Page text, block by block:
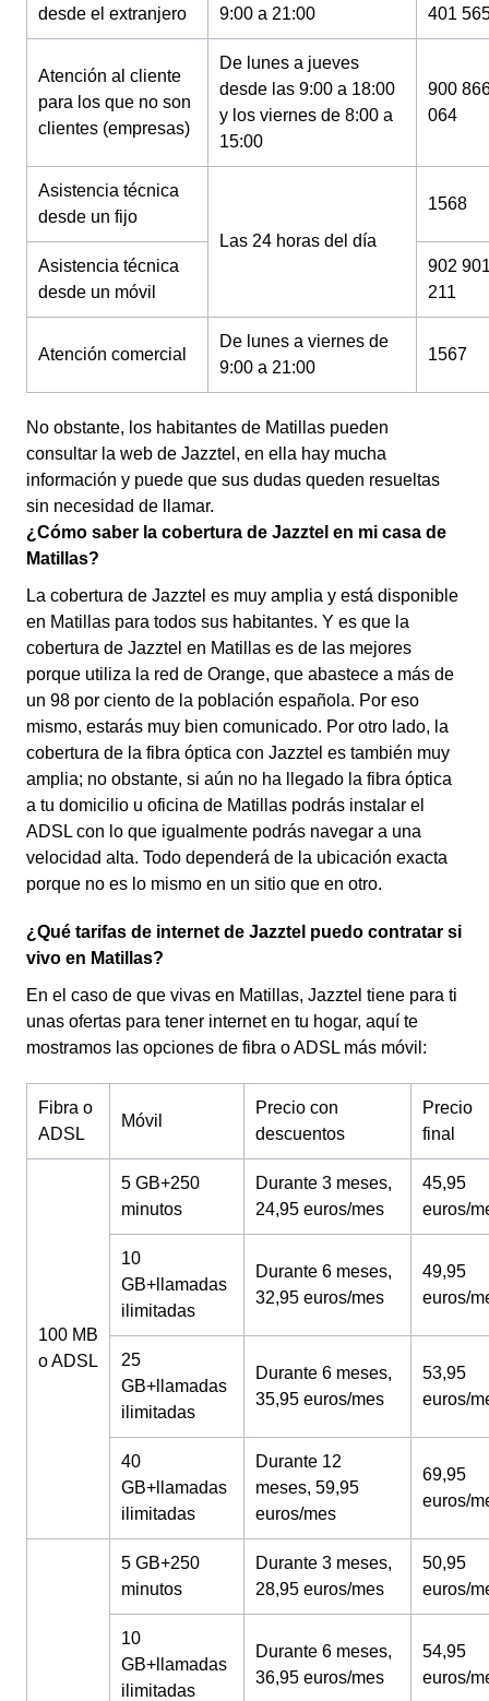
desde el extranjero 9:00 a 21:00 401
Atención al cliente
para los que no son
clientes (empresas)
De lunes a jueves
desde las 9:00 a 18:00
y los viernes de 8:00 a
15:00
900
064
Asistencia técnica
desde un fijo
Las 24 horas del día
1568
Asistencia técnica
desde un móvil
902
211
Atención comercial
De lunes a viernes de
9:00 a 21:00
1567
No obstante, los habitantes de Matillas pueden
consultar la web de Jazztel, en ella hay mucha
información y puede que sus dudas queden resueltas
sin necesidad de llamar.
¿Cómo saber la cobertura de Jazztel en mi casa de
Matillas?
La cobertura de Jazztel es muy amplia y está disponible
en Matillas para todos sus habitantes. Y es que la
cobertura de Jazztel en Matillas es de las mejores
porque utiliza la red de Orange, que abastece a más de
un 98 por ciento de la población española. Por eso
mismo, estarás muy bien comunicado. Por otro lado, la
cobertura de la fibra óptica con Jazztel es también muy
amplia; no obstante, si aún no ha llegado la fibra óptica
a tu domicilio u oficina de Matillas podrás instalar el
ADSL con lo que igualmente podrás navegar a una
velocidad alta. Todo dependerá de la ubicación exacta
porque no es lo mismo en un sitio que en otro.
¿Qué tarifas de internet de Jazztel puedo contratar si
vivo en Matillas?
En el caso de que vivas en Matillas, Jazztel tiene para ti
unas ofertas para tener internet en tu hogar, aquí te
mostramos las opciones de fibra o ADSL más móvil:
Fibra o
ADSL
Móvil
Precio con
descuentos
Precio
final
100 MB
o ADSL
5 GB+250
minutos
Durante 3 meses,
24,95 euros/mes
45,95
euros/
10
GB+llamadas
ilimitadas
Durante 6 meses,
32,95 euros/mes
49,95
euros/
25
GB+llamadas
ilimitadas
Durante 6 meses,
35,95 euros/mes
53,95
euros/
40
GB+llamadas
ilimitadas
Durante 12
meses, 59,95
euros/mes
69,95
euros/
5 GB+250
minutos
Durante 3 meses,
28,95 euros/mes
50,95
euros/
10
GB+llamadas
ilimitadas
Durante 6 meses,
36,95 euros/mes
54,95
euros/